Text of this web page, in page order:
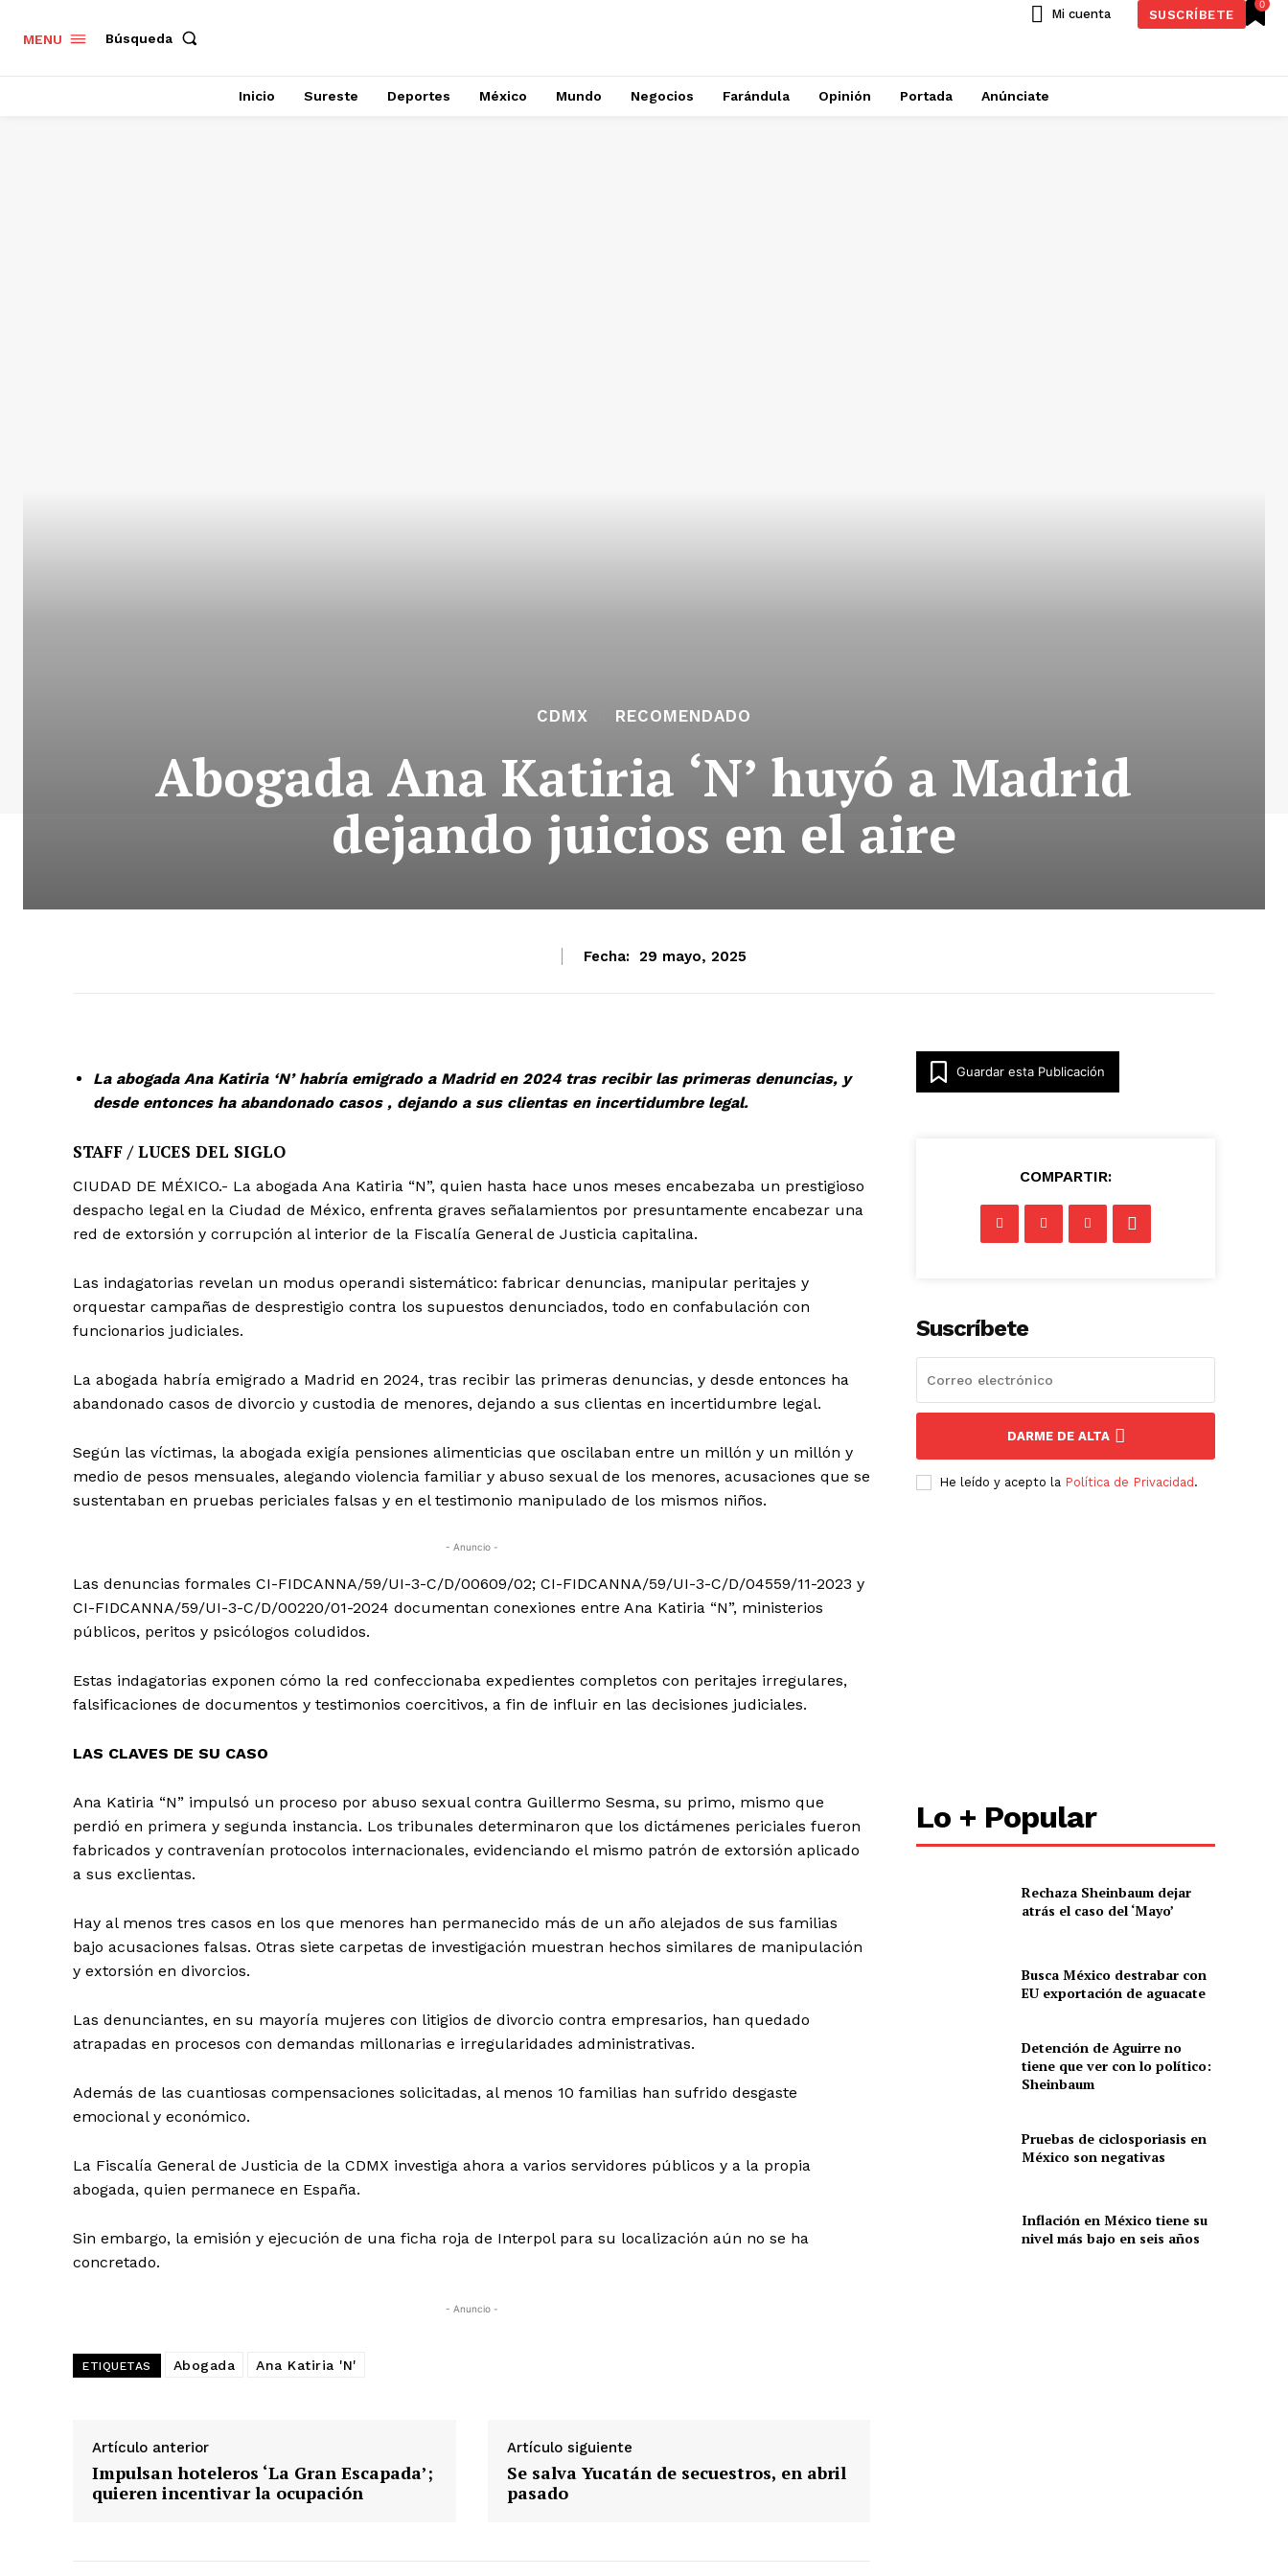
MENU Búsqueda
0
Mi cuenta SUSCRÍBETE
Inicio Sureste Deportes México Mundo Negocios Farándula Opinión Portada Anúnciate
CDMX RECOMENDADO
Abogada Ana Katiria ‘N’ huyó a Madrid
dejando juicios en el aire
Fecha: 29 mayo, 2025
La abogada Ana Katiria ‘N’ habría emigrado a Madrid en 2024 tras recibir las primeras denuncias, y
desde entonces ha abandonado casos , dejando a sus clientas en incertidumbre legal.
STAFF / LUCES DEL SIGLO
CIUDAD DE MÉXICO.- La abogada Ana Katiria “N”, quien hasta hace unos meses encabezaba un prestigioso
despacho legal en la Ciudad de México, enfrenta graves señalamientos por presuntamente encabezar una
red de extorsión y corrupción al interior de la Fiscalía General de Justicia capitalina.
Las indagatorias revelan un modus operandi sistemático: fabricar denuncias, manipular peritajes y
orquestar campañas de desprestigio contra los supuestos denunciados, todo en confabulación con
funcionarios judiciales.
La abogada habría emigrado a Madrid en 2024, tras recibir las primeras denuncias, y desde entonces ha
abandonado casos de divorcio y custodia de menores, dejando a sus clientas en incertidumbre legal.
Según las víctimas, la abogada exigía pensiones alimenticias que oscilaban entre un millón y un millón y
medio de pesos mensuales, alegando violencia familiar y abuso sexual de los menores, acusaciones que se
sustentaban en pruebas periciales falsas y en el testimonio manipulado de los mismos niños.
- Anuncio -
Las denuncias formales CI-FIDCANNA/59/UI-3-C/D/00609/02; CI-FIDCANNA/59/UI-3-C/D/04559/11-2023 y
CI-FIDCANNA/59/UI-3-C/D/00220/01-2024 documentan conexiones entre Ana Katiria “N”, ministerios
públicos, peritos y psicólogos coludidos.
Estas indagatorias exponen cómo la red confeccionaba expedientes completos con peritajes irregulares,
falsificaciones de documentos y testimonios coercitivos, a fin de influir en las decisiones judiciales.
LAS CLAVES DE SU CASO
Ana Katiria “N” impulsó un proceso por abuso sexual contra Guillermo Sesma, su primo, mismo que
perdió en primera y segunda instancia. Los tribunales determinaron que los dictámenes periciales fueron
fabricados y contravenían protocolos internacionales, evidenciando el mismo patrón de extorsión aplicado
a sus exclientas.
Hay al menos tres casos en los que menores han permanecido más de un año alejados de sus familias
bajo acusaciones falsas. Otras siete carpetas de investigación muestran hechos similares de manipulación
y extorsión en divorcios.
Las denunciantes, en su mayoría mujeres con litigios de divorcio contra empresarios, han quedado
atrapadas en procesos con demandas millonarias e irregularidades administrativas.
Además de las cuantiosas compensaciones solicitadas, al menos 10 familias han sufrido desgaste
emocional y económico.
La Fiscalía General de Justicia de la CDMX investiga ahora a varios servidores públicos y a la propia
abogada, quien permanece en España.
Sin embargo, la emisión y ejecución de una ficha roja de Interpol para su localización aún no se ha
concretado.
- Anuncio -
ETIQUETAS Abogada Ana Katiria 'N'
Artículo anterior
Impulsan hoteleros ‘La Gran Escapada’;
quieren incentivar la ocupación
Artículo siguiente
Se salva Yucatán de secuestros, en abril
pasado
Guardar esta Publicación
COMPARTIR:
Suscríbete
DARME DE ALTA
He leído y acepto la Política de Privacidad.
Lo + Popular
Rechaza Sheinbaum dejar
atrás el caso del ‘Mayo’
Busca México destrabar con
EU exportación de aguacate
Detención de Aguirre no
tiene que ver con lo político:
Sheinbaum
Pruebas de ciclosporiasis en
México son negativas
Inflación en México tiene su
nivel más bajo en seis años